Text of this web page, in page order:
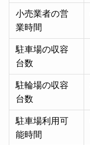
小売業者の営
業時間
駐車場の収容
台数
駐輪場の収容
台数
駐車場利用可
能時間